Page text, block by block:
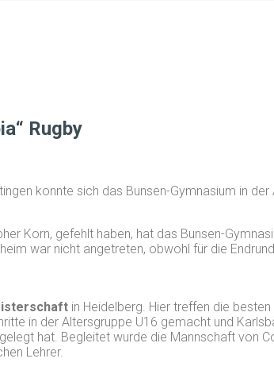
Rugby
konnte sich das Bunsen-Gymnasium in
Korn, gefehlt haben, hat das Bunsen-
war nicht angetreten, obwohl für die
in Heidelberg. Hier treffen die
in der Altersgruppe U16 gemacht und
hat. Begleitet wurde die Mannschaft von
Lehrer.